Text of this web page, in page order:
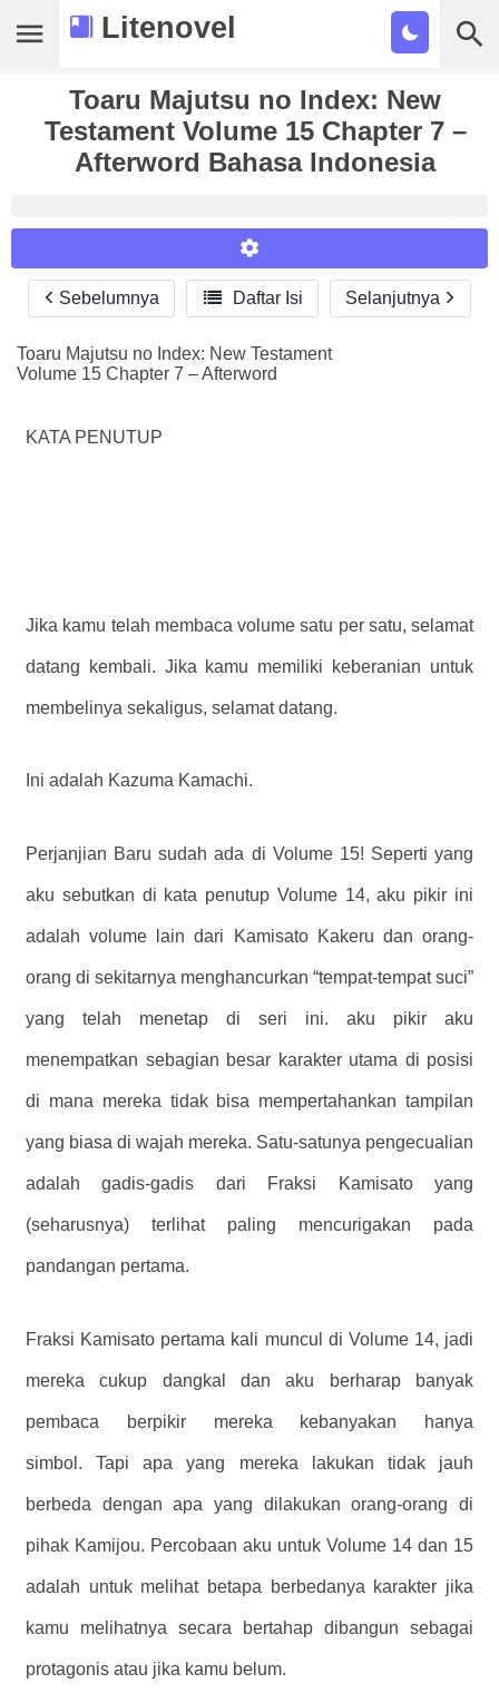
Litenovel
Daftar Novel
Tamat
Bookmark
Toaru Majutsu no Index: New
Testament Volume 15 Chapter 7 –
Afterword Bahasa Indonesia
Reader Settings
Font :
Titillium Web
Arial
Times New Roman
Sebelumnya  Daftar Isi Selanjutnya
Toaru Majutsu no Index: New Testament
Volume 15 Chapter 7 – Afterword
KATA PENUTUP
Jika kamu telah membaca volume satu per satu, selamat
datang kembali. Jika kamu memiliki keberanian untuk
membelinya sekaligus, selamat datang.
Ini adalah Kazuma Kamachi.
Perjanjian Baru sudah ada di Volume 15! Seperti yang
aku sebutkan di kata penutup Volume 14, aku pikir ini
adalah volume lain dari Kamisato Kakeru dan orang-
orang di sekitarnya menghancurkan “tempat-tempat suci”
yang telah menetap di seri ini. aku pikir aku
menempatkan sebagian besar karakter utama di posisi
di mana mereka tidak bisa mempertahankan tampilan
yang biasa di wajah mereka. Satu-satunya pengecualian
adalah gadis-gadis dari Fraksi Kamisato yang
(seharusnya) terlihat paling mencurigakan pada
pandangan pertama.
Fraksi Kamisato pertama kali muncul di Volume 14, jadi
mereka cukup dangkal dan aku berharap banyak
pembaca berpikir mereka kebanyakan hanya
simbol. Tapi apa yang mereka lakukan tidak jauh
berbeda dengan apa yang dilakukan orang-orang di
pihak Kamijou. Percobaan aku untuk Volume 14 dan 15
adalah untuk melihat betapa berbedanya karakter jika
kamu melihatnya secara bertahap dibangun sebagai
protagonis atau jika kamu belum.